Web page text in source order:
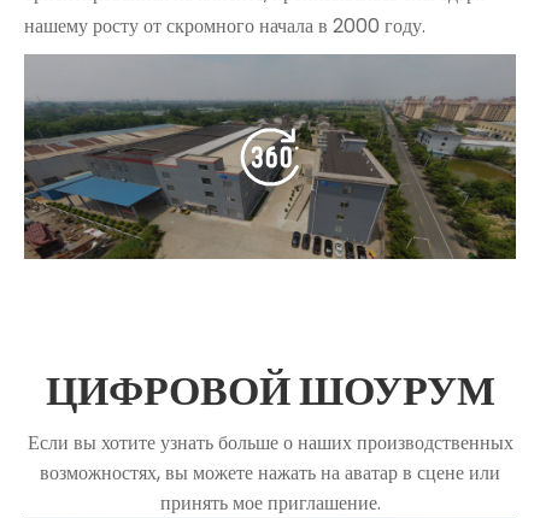
нашему росту от скромного начала в 2000 году.
ЦИФРОВОЙ ШОУРУМ
Если вы хотите узнать больше о наших производственных
возможностях, вы можете нажать на аватар в сцене или
принять мое приглашение.